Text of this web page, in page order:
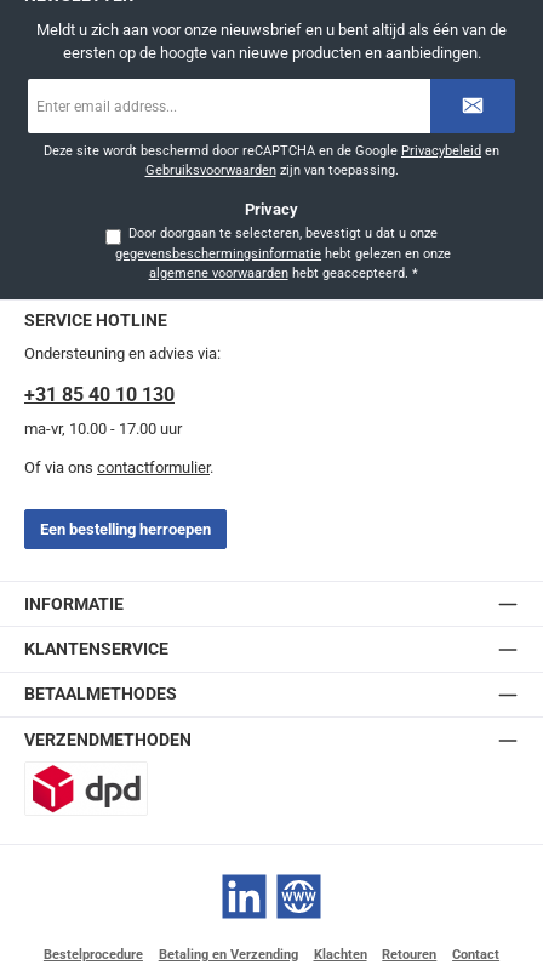
Meldt u zich aan voor onze nieuwsbrief en u bent altijd als één van de
eersten op de hoogte van nieuwe producten en aanbiedingen.
mailadres
Deze site wordt beschermd door reCAPTCHA en de Google Privacybeleid en
Gebruiksvoorwaardenzijn van toepassing.
Privacy
Door doorgaan te selecteren, bevestigt u dat u onze
gegevensbeschermingsinformatie
algemene voorwaardenhebt geaccepteerd. *
SERVICE HOTLINE
Ondersteuning en advies via:
+31 85 40 10 130
ma-vr, 10.00 - 17.00 uur
Of via ons contactformulier.
Een bestelling herroepen
INFORMATIE
KLANTENSERVICE
BETAALMETHODES
VERZENDMETHODEN
LinkedIn Website
Bestelprocedure Betaling en Verzending Klachten Retouren Contact